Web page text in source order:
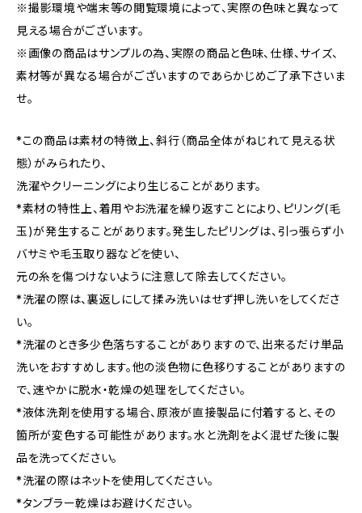
※撮影環境や端末等の閲覧環境によって、実際の色味と異なって
見える場合がございます。
※画像の商品はサンプルの為、実際の商品と色味、仕様、サイズ、
素材等が異なる場合がございますのであらかじめご了承下さいま
せ。
*この商品は素材の特徴上、斜行（商品全体がねじれて見える状
態）がみられたり、
洗濯やクリーニングにより生じることがあります。
*素材の特性上、着用やお洗濯を繰り返すことにより、ピリング(毛
玉)が発生することがあります。発生したピリングは、引っ張らず小
バサミや毛玉取り器などを使い、
元の糸を傷つけないように注意して除去してください。
*洗濯の際は、裏返しにして揉み洗いはせず押し洗いをしてくださ
い。
*洗濯のとき多少色落ちすることがありますので、出来るだけ単品
洗いをおすすめします。他の淡色物に色移りすることがありますの
で、速やかに脱水・乾燥の処理をしてください。
*液体洗剤を使用する場合、原液が直接製品に付着すると、その
箇所が変色する可能性があります。水と洗剤をよく混ぜた後に製
品を洗ってください。
*洗濯の際はネットを使用してください。
*タンブラー乾燥はお避けください。